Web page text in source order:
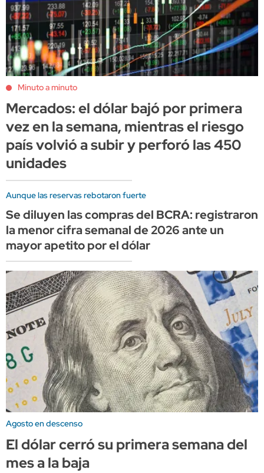
Minuto a minuto
Mercados: el dólar bajó por primera
vez en la semana, mientras el riesgo
país volvió a subir y perforó las 450
unidades
Aunque las reservas rebotaron fuerte
Se diluyen las compras del BCRA: registraron
la menor cifra semanal de 2026 ante un
mayor apetito por el dólar
Agosto en descenso
El dólar cerró su primera semana del
mes a la baja